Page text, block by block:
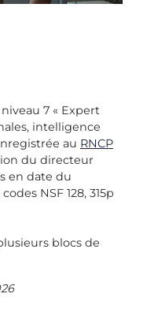
7 « Expert
intelligence
au RNCP
du directeur
en date du
NSF 128, 315p
blocs de